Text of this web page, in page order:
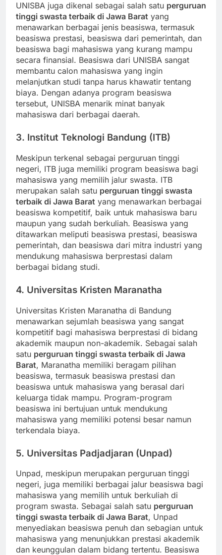
UNISBA juga dikenal sebagai salah satu perguruan
tinggi swasta terbaik di Jawa Barat yang
menawarkan berbagai jenis beasiswa, termasuk
beasiswa prestasi, beasiswa dari pemerintah, dan
beasiswa bagi mahasiswa yang kurang mampu
secara finansial. Beasiswa dari UNISBA sangat
membantu calon mahasiswa yang ingin
melanjutkan studi tanpa harus khawatir tentang
biaya. Dengan adanya program beasiswa
tersebut, UNISBA menarik minat banyak
mahasiswa dari berbagai daerah.
3. Institut Teknologi Bandung (ITB)
Meskipun terkenal sebagai perguruan tinggi
negeri, ITB juga memiliki program beasiswa bagi
mahasiswa yang memilih jalur swasta. ITB
merupakan salah satu perguruan tinggi swasta
terbaik di Jawa Barat yang menawarkan berbagai
beasiswa kompetitif, baik untuk mahasiswa baru
maupun yang sudah berkuliah. Beasiswa yang
ditawarkan meliputi beasiswa prestasi, beasiswa
pemerintah, dan beasiswa dari mitra industri yang
mendukung mahasiswa berprestasi dalam
berbagai bidang studi.
4. Universitas Kristen Maranatha
Universitas Kristen Maranatha di Bandung
menawarkan sejumlah beasiswa yang sangat
kompetitif bagi mahasiswa berprestasi di bidang
akademik maupun non-akademik. Sebagai salah
satu perguruan tinggi swasta terbaik di Jawa
Barat, Maranatha memiliki beragam pilihan
beasiswa, termasuk beasiswa prestasi dan
beasiswa untuk mahasiswa yang berasal dari
keluarga tidak mampu. Program-program
beasiswa ini bertujuan untuk mendukung
mahasiswa yang memiliki potensi besar namun
terkendala biaya.
5. Universitas Padjadjaran (Unpad)
Unpad, meskipun merupakan perguruan tinggi
negeri, juga memiliki berbagai jalur beasiswa bagi
mahasiswa yang memilih untuk berkuliah di
program swasta. Sebagai salah satu perguruan
tinggi swasta terbaik di Jawa Barat, Unpad
menyediakan beasiswa penuh dan sebagian untuk
mahasiswa yang menunjukkan prestasi akademik
dan keunggulan dalam bidang tertentu. Beasiswa